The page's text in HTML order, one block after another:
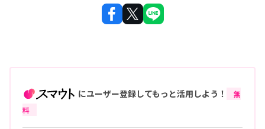
にユーザー登録してもっと活用しよう！
無
料